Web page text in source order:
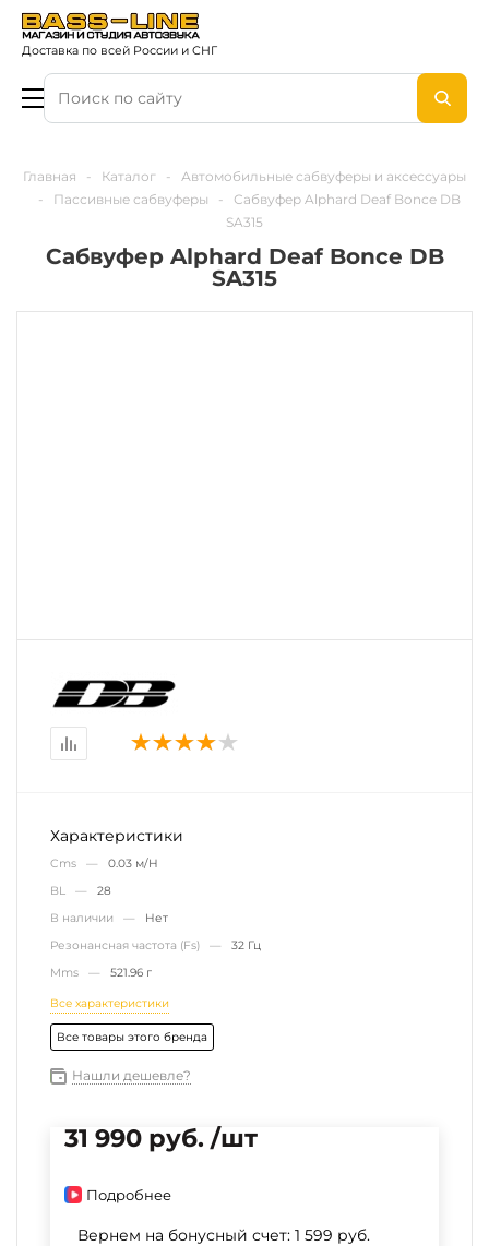
Доставка по всей России и СНГ
Главная - Каталог -
Автомобильные сабвуферы и аксессуары
-
Пассивные сабвуферы -
Сабвуфер Alphard Deaf Bonce DB
SA315
Сабвуфер Alphard Deaf Bonce DB
SA315
Характеристики
Cms — 0.03 м/Н
BL — 28
В наличии — Нет
Резонансная частота (Fs) — 32 Гц
Mms — 521.96 г
Все характеристики
Все товары этого бренда
Нашли дешевле?
31 990 руб. /шт
Подробнее
Вернем на бонусный счет: 1 599 руб.